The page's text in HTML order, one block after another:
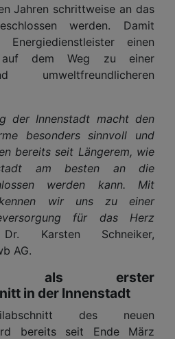
Jahren schrittweise an das
werden. Damit
einen
auf dem Weg zu einer
umweltfreundlicheren
der Innenstadt macht den
besonders sinnvoll und
bereits seit Längerem, wie
am besten an die
werden kann. Mit
wir uns zu einer
für das Herz
Karsten Schneiker,
AG.
als erster
in der Innenstadt
des neuen
bereits seit Ende März